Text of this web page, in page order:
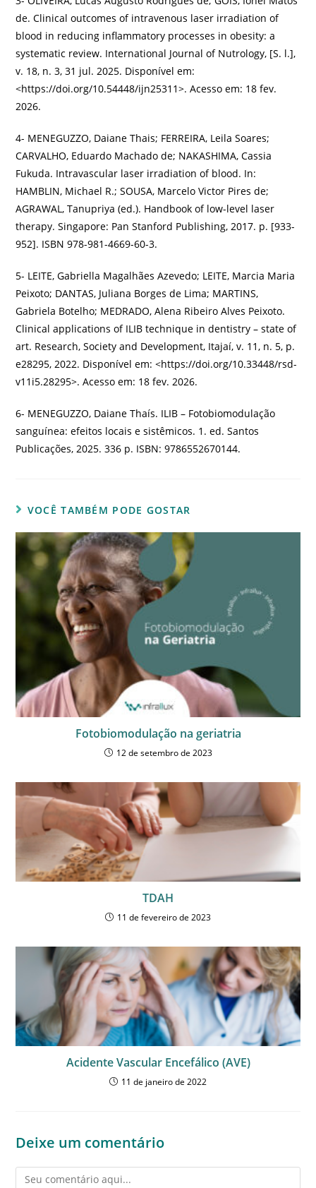
de. Clinical outcomes of intravenous laser irradiation of
blood in reducing inflammatory processes in obesity: a
systematic review. International Journal of Nutrology, [S. l.],
v. 18, n. 3, 31 jul. 2025. Disponível em:
<https://doi.org/10.54448/ijn25311>. Acesso em: 18 fev.
2026.
4- MENEGUZZO, Daiane Thais; FERREIRA, Leila Soares;
CARVALHO, Eduardo Machado de; NAKASHIMA, Cassia
Fukuda. Intravascular laser irradiation of blood. In:
HAMBLIN, Michael R.; SOUSA, Marcelo Victor Pires de;
AGRAWAL, Tanupriya (ed.). Handbook of low-level laser
therapy. Singapore: Pan Stanford Publishing, 2017. p. [933-
952]. ISBN 978-981-4669-60-3.
5- LEITE, Gabriella Magalhães Azevedo; LEITE, Marcia Maria
Peixoto; DANTAS, Juliana Borges de Lima; MARTINS,
Gabriela Botelho; MEDRADO, Alena Ribeiro Alves Peixoto.
Clinical applications of ILIB technique in dentistry – state of
art. Research, Society and Development, Itajaí, v. 11, n. 5, p.
e28295, 2022. Disponível em: <https://doi.org/10.33448/rsd-
v11i5.28295>. Acesso em: 18 fev. 2026.
6- MENEGUZZO, Daiane Thaís. ILIB – Fotobiomodulação
sanguínea: efeitos locais e sistêmicos. 1. ed. Santos
Publicações, 2025. 336 p. ISBN: 9786552670144.
VOCÊ TAMBÉM PODE GOSTAR
Fotobiomodulação na geriatria
12 de setembro de 2023
TDAH
11 de fevereiro de 2023
Acidente Vascular Encefálico (AVE)
11 de janeiro de 2022
Deixe um comentário